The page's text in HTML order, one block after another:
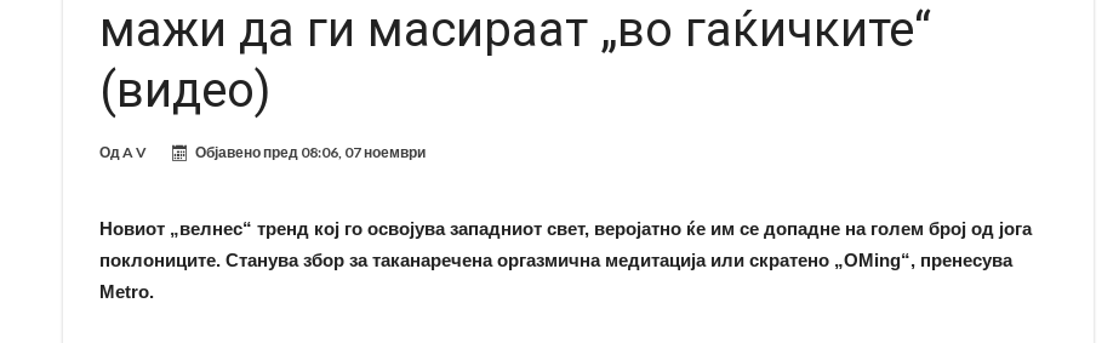
мажи да ги масираат „во гаќичките“
(видео)
ОдA V Објавено пред 08:06, 07 ноември
Новиот „велнес“ тренд кој го освојува западниот свет, веројатно ќе им се допадне на голем број од јога
поклониците. Станува збор за таканаречена оргазмична медитација или скратено „OMing“, пренесува
Metro.